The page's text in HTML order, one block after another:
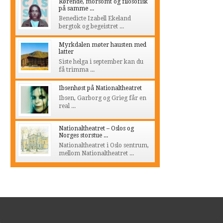
Rørende, morsomt og filosofisk
på samme ...
Benedicte Izabell Ekeland
bergtok og begeistret ...
Myrkdalen møter hausten med
latter
Siste helga i september kan du
få trimma ...
Ibsenhøst på Nationaltheatret
Ibsen, Garborg og Grieg får en
real ...
Nationaltheatret – Oslos og
Norges storstue ...
Nationaltheatret i Oslo sentrum,
mellom Nationaltheatret ...